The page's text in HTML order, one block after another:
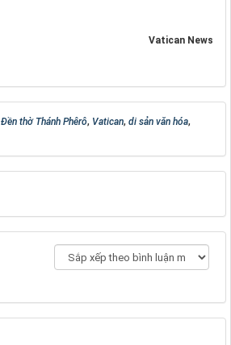
Vatican News
Đền thờ Thánh Phêrô, Vatican, di sản văn hóa,